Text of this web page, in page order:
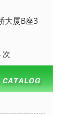
大厦B座3
次